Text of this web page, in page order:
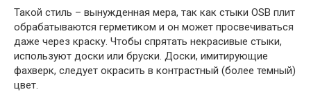
Такой стиль – вынужденная мера, так как стыки OSB плит
обрабатываются герметиком и он может просвечиваться
даже через краску. Чтобы спрятать некрасивые стыки,
используют доски или бруски. Доски, имитирующие
фахверк, следует окрасить в контрастный (более темный)
цвет.